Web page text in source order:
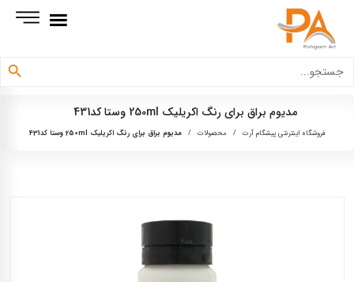
برای:
دکمه جستجو
مدیوم براق برای رنگ اکریلیک 250ml وستا کد431
فروشگاه اینترنتی پیشگام آرت / محصولات / مدیوم براق برای رنگ اکریلیک 250ml وستا کد431